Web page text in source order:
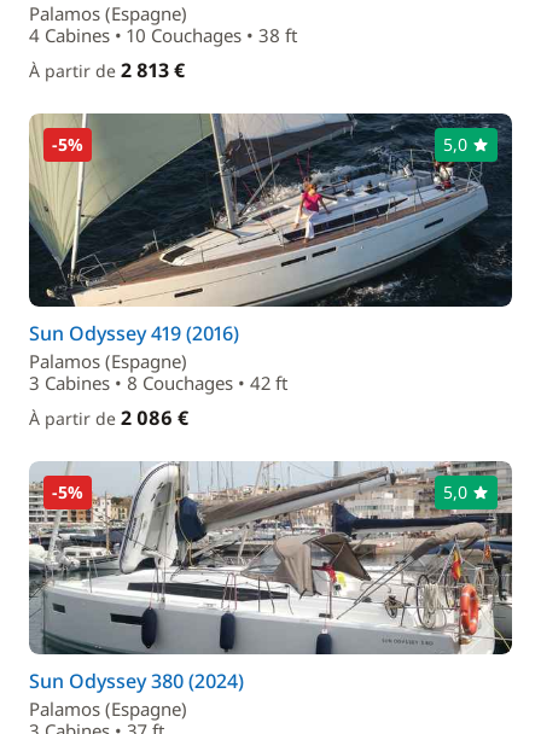
Palamos (Espagne)
4 Cabines • 10 Couchages • 38 ft
À partir de 2 813 €
-5% 5,0
Sun Odyssey 419 (2016)
Palamos (Espagne)
3 Cabines • 8 Couchages • 42 ft
À partir de 2 086 €
-5% 5,0
Sun Odyssey 380 (2024)
Palamos (Espagne)